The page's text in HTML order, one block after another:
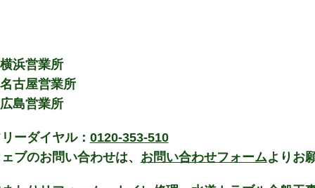
浜営業所
古屋営業所
島営業所
ーダイヤル： 0120-353-510
ブのお問い合わせは、 お問い合わせフォームよりお